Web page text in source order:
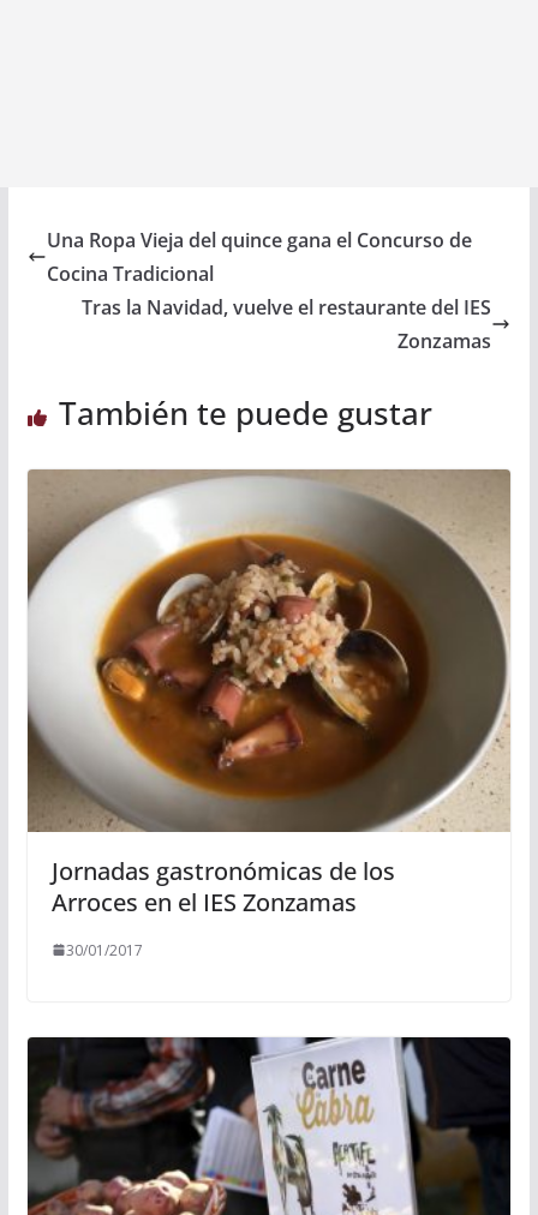
Una Ropa Vieja del quince gana el Concurso de
Cocina Tradicional
Tras la Navidad, vuelve el restaurante del IES
Zonzamas
También te puede gustar
Jornadas gastronómicas de los
Arroces en el IES Zonzamas
30/01/2017